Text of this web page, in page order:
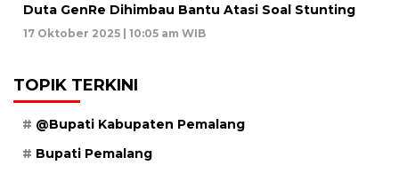
Duta GenRe Dihimbau Bantu Atasi Soal Stunting
17 Oktober 2025 | 10:05 am WIB
TOPIK TERKINI
@Bupati Kabupaten Pemalang
Bupati Pemalang